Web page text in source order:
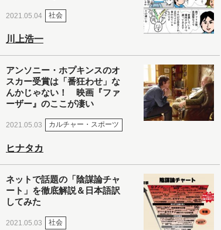
2021.05.04 社会
川上浩一
アンソニー・ホプキンスのオ
スカー受賞は「番狂わせ」な
んかじゃない！ 映画『ファ
ーザー』のここが凄い
2021.05.03 カルチャー・スポーツ
ヒナタカ
ネットで話題の「陰謀論チャ
ート」を徹底解説＆日本語訳
してみた
2021.05.03 社会